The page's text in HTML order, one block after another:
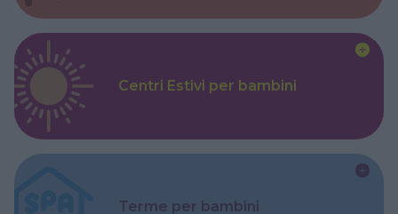
Centri Estivi per bambini
Terme per bambini